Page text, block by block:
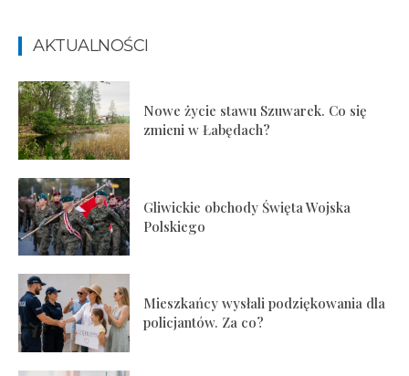
AKTUALNOŚCI
Nowe życie stawu Szuwarek. Co się
zmieni w Łabędach?
Gliwickie obchody Święta Wojska
Polskiego
Mieszkańcy wysłali podziękowania dla
policjantów. Za co?